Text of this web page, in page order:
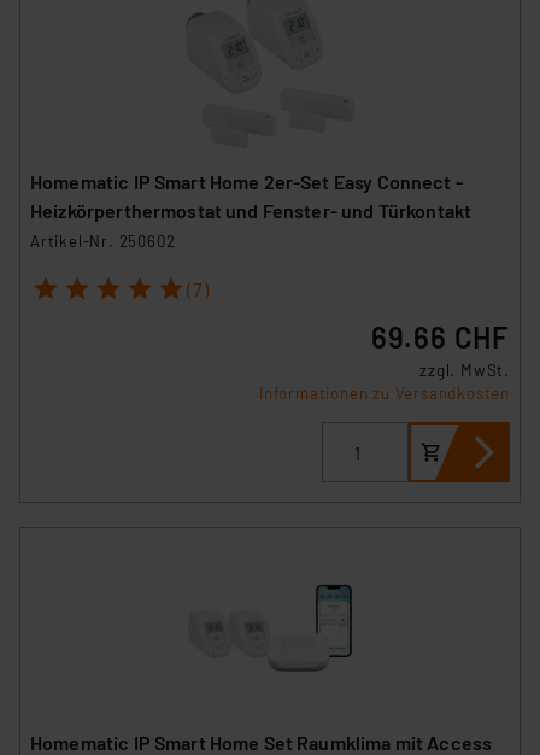
Homematic IP Smart Home 2er-Set Easy Connect -
Heizkörperthermostat und Fenster- und Türkontakt
Artikel-Nr. 250602
1 2 3 4 5 (7)
69.66 CHF
zzgl. MwSt.
Informationen zu Versandkosten
Homematic IP Smart Home Set Raumklima mit Access